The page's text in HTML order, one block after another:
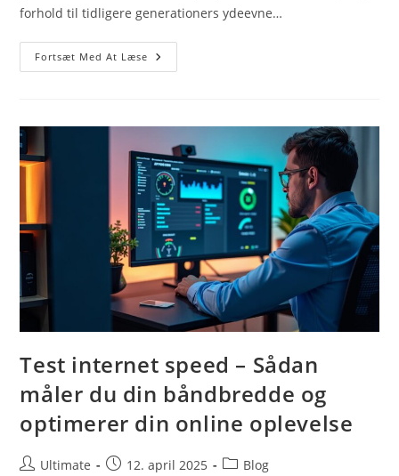
forhold til tidligere generationers ydeevne…
Fortsæt Med At Læse Fremtidens
5G
Og
Mere
Forbundet
Test internet speed – Sådan
måler du din båndbredde og
optimerer din online oplevelse
PostUltimate
Post12. april 2025
PostBlog